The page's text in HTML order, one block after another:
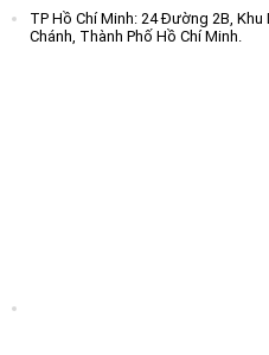
TP Hồ Chí Minh: 24 Đường 2B,
Chánh, Thành Phố Hồ Chí Minh.